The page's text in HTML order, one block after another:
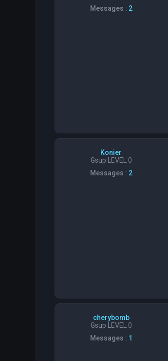
Messages : 2
Konier
Gsup LEVEL 0
Messages : 2
cherybomb
Gsup LEVEL 0
Messages : 1